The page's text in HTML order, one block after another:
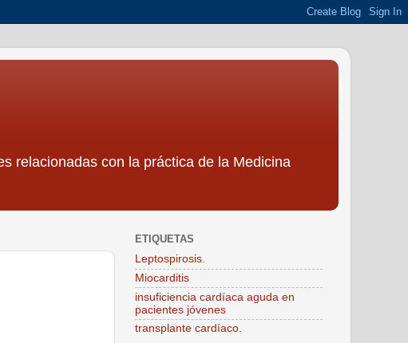
relacionadas con la práctica de la Medicina
ETIQUETAS
Leptospirosis.
Miocarditis
insuficiencia cardíaca aguda en
pacientes jóvenes
transplante cardíaco.